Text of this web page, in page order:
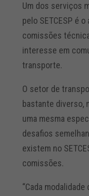
Um dos serviços
pelo SETCESP é
comissões
interesse em
transporte.
O setor de
bastante diverso,
uma mesma
desafios
existem no
comissões.
“Cada